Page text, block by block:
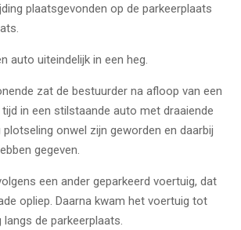
plaatsgevonden op de parkeerplaats
auto uiteindelijk in een heg.
zat de bestuurder na afloop van een
in een stilstaande auto met draaiende
onwel zijn geworden en daarbij
gegeven.
een ander geparkeerd voertuig, dat
opliep. Daarna kwam het voertuig tot
de parkeerplaats.